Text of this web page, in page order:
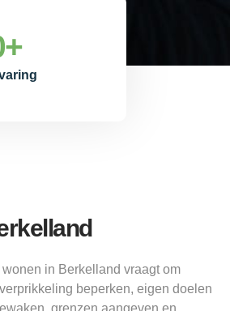
+
in Berkelland vraagt om
beperken, eigen doelen